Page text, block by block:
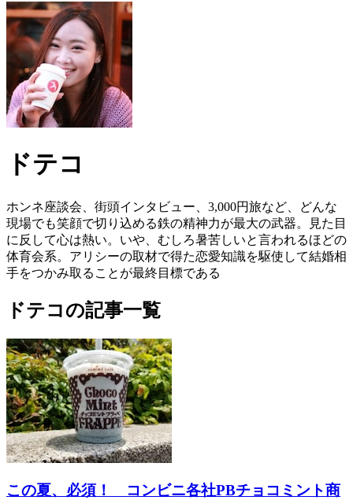
ドテコ
ホンネ座談会、街頭インタビュー、3,000円旅など、どんな
現場でも笑顔で切り込める鉄の精神力が最大の武器。見た目
に反して心は熱い。いや、むしろ暑苦しいと言われるほどの
体育会系。アリシーの取材で得た恋愛知識を駆使して結婚相
手をつかみ取ることが最終目標である
ドテコの記事一覧
この夏、必須！ コンビニ各社PBチョコミント商